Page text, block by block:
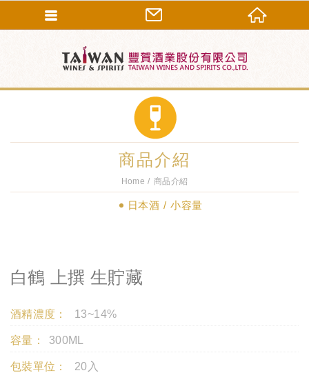
商品介紹
Home 商品介紹
日本酒 小容量
白鶴 上撰 生貯藏
酒精濃度： 13~14%
容量： 300ML
包裝單位： 20入